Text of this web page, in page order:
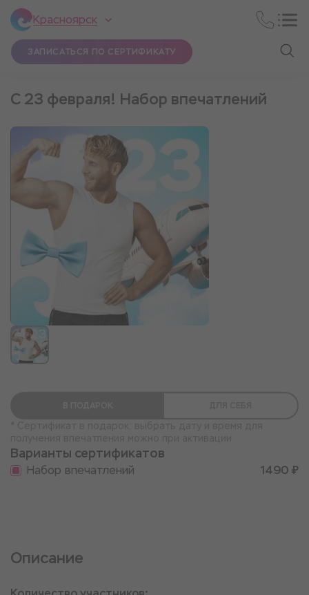
Красноярск
ЗАПИСАТЬСЯ ПО СЕРТИФИКАТУ
С 23 февраля! Набор впечатлений
Варианты сертификатов
Набор впечатлений 1490 ₽
Описание